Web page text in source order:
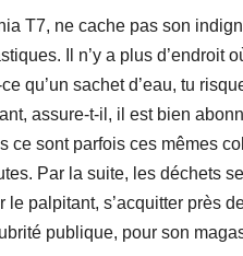
T7, ne cache pas son
Il n’y a plus d’endroit
qu’un sachet d’eau, tu
assure-t-il, il est bien
ce sont parfois ces mêmes
Par la suite, les déchets
le palpitant, s’acquitter près
publique, pour son